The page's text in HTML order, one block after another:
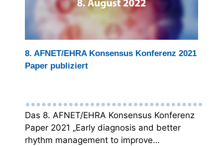
8. AFNET/EHRA Konsensus Konferenz 2021
Paper publiziert
Das 8. AFNET/EHRA Konsensus Konferenz
Paper 2021 „Early diagnosis and better
rhythm management to improve…